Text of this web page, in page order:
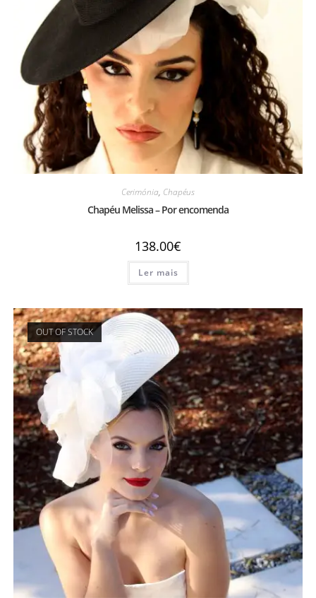
Cerimónia, Chapéus
Chapéu Melissa – Por encomenda
138.00€
Ler mais
OUT OF STOCK